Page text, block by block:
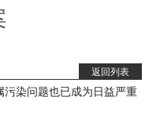
返回列表
染问题也已成为日益严重